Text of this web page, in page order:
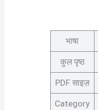
भाषा
कुल पृष्ठ
PDF साइज़
Category